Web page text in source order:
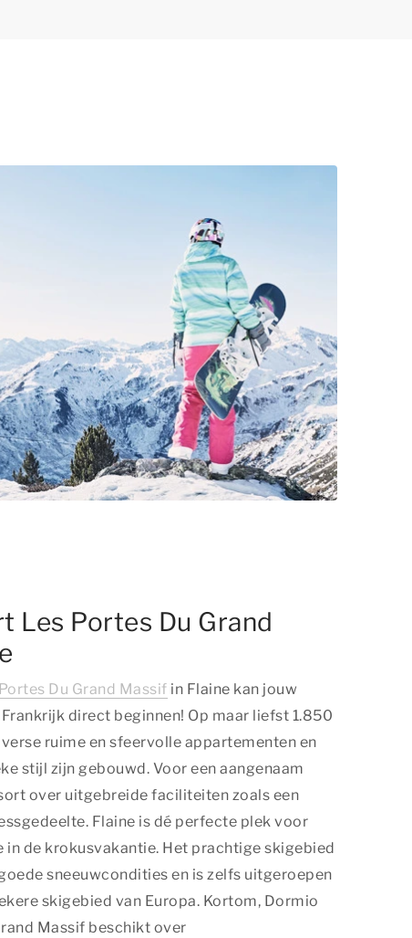
Les Portes Du Grand
Du Grand Massif in Flaine kan jouw
direct beginnen! Op maar liefst 1.850
ruime en sfeervolle appartementen en
stijl zijn gebouwd. Voor een aangenaam
over uitgebreide faciliteiten zoals een
Flaine is dé perfecte plek voor
in de krokusvakantie. Het prachtige skigebied
sneeuwcondities en is zelfs uitgeroepen
skigebied van Europa. Kortom, Dormio
Massif beschikt over